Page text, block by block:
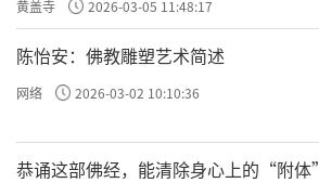
黄盖寺 2026-03-05 11:48:17
陈怡安：佛教雕塑艺术简述
网络 2026-03-02 10:10:36
恭诵这部佛经，能清除身心上的“附体”